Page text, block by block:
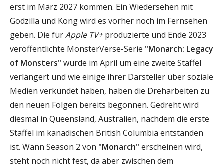
erst im März 2027 kommen. Ein Wiedersehen mit
Godzilla und Kong wird es vorher noch im Fernsehen
geben. Die fürApple TV+produzierte und Ende 2023
veröffentlichte MonsterVerse-Serie "Monarch: Legacy
of Monsters" wurde im April um eine zweite Staffel
verlängert und wie einige ihrer Darsteller über soziale
Medien verkündet haben, haben die Dreharbeiten zu
den neuen Folgen bereits begonnen. Gedreht wird
diesmal in Queensland, Australien, nachdem die erste
Staffel im kanadischen British Columbia entstanden
ist. Wann Season 2 von "Monarch" erscheinen wird,
steht noch nicht fest, da aber zwischen dem